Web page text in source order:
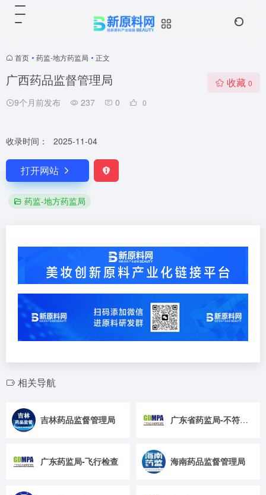
首页 • 药监-地方药监局 • 正文
广西药品监督管理局
9个月前发布 237 0 0
收藏 0
收录时间： 2025-11-04
打开网站
药监-地方药监局
相关导航
吉林药品监督管理局 广东省药监局-不符合规定通告
广东药监局-飞行检查 海南药品监督管理局